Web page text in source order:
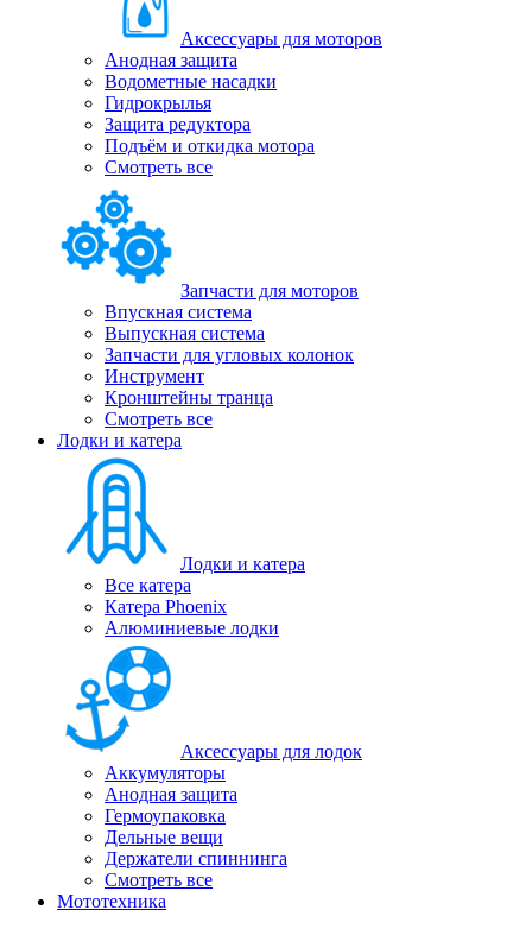
Аксессуары для моторов
Анодная защита
Водометные насадки
Гидрокрылья
Защита редуктора
Подъём и откидка мотора
Смотреть все
Запчасти для моторов
Впускная система
Выпускная система
Запчасти для угловых колонок
Инструмент
Кронштейны транца
Смотреть все
Лодки и катера
Лодки и катера
Все катера
Катера Phoenix
Алюминиевые лодки
Аксессуары для лодок
Аккумуляторы
Анодная защита
Гермоупаковка
Дельные вещи
Держатели спиннинга
Смотреть все
Мототехника